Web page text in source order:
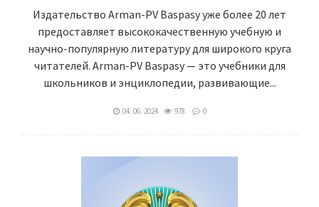
Издательство Arman-PV Baspasy уже более 20 лет
предоставляет высококачественную учебную и
научно-популярную литературу для широкого круга
читателей. Arman-PV Baspasy — это учебники для
школьников и энциклопедии, развивающие...
04. 06. 2024 978 0